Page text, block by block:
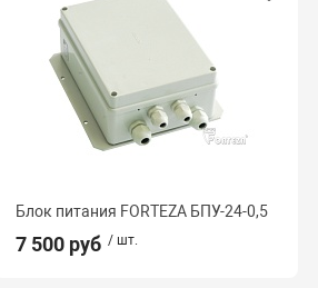
Блок питания FORTEZA БПУ-24-0,5
7 500 руб / шт.